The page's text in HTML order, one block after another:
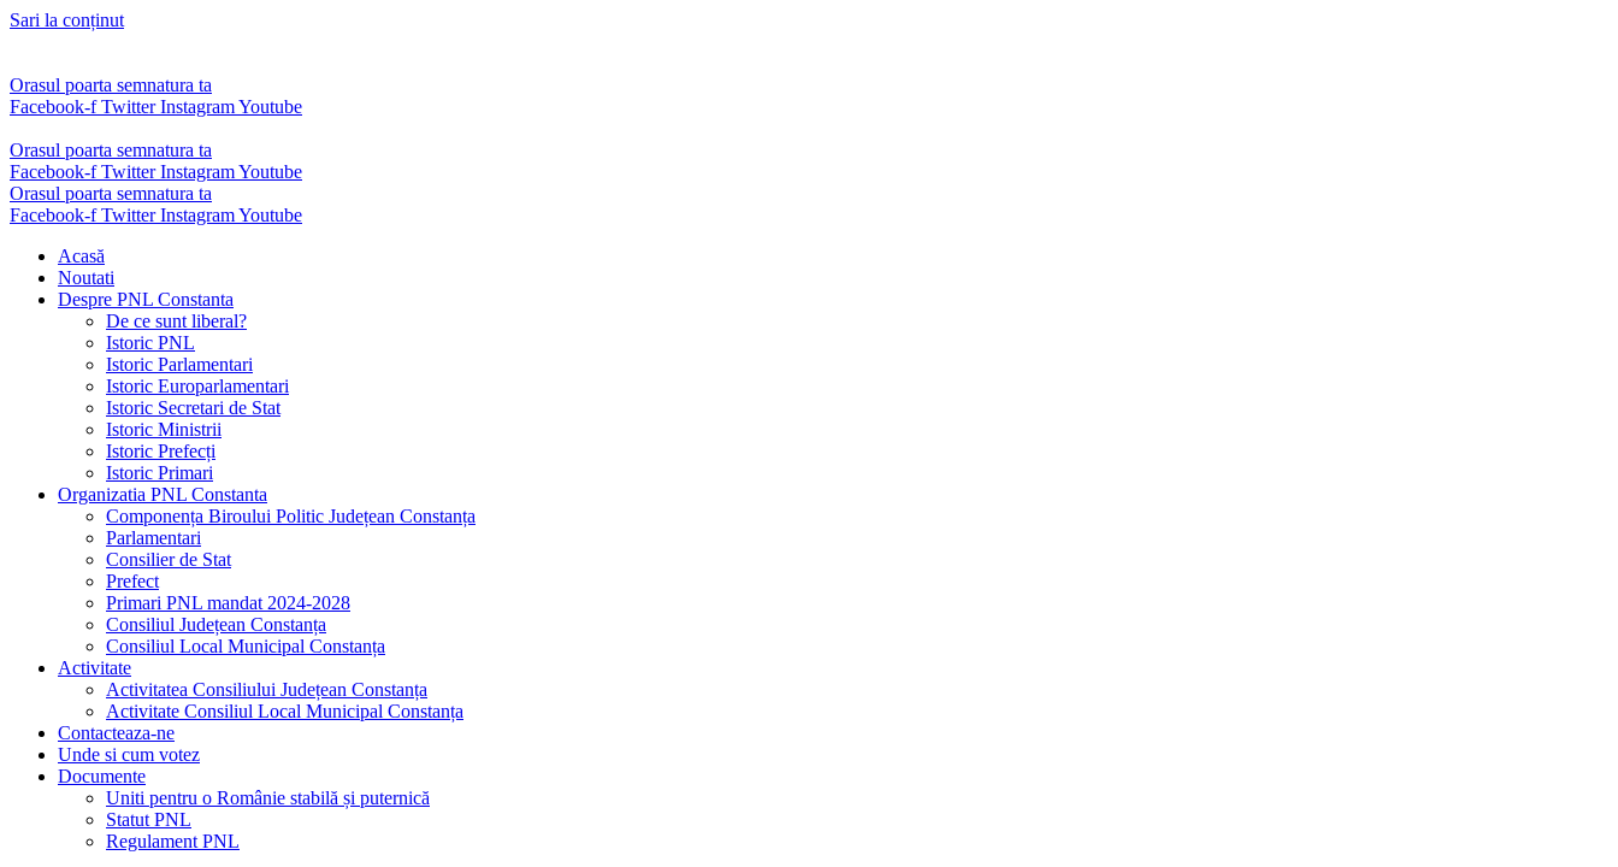
Sari la conținut
Orasul poarta semnatura ta
Facebook-f Twitter InstagramYoutube
Orasul poarta semnatura ta
Facebook-f Twitter InstagramYoutube
Orasul poarta semnatura ta
Facebook-f Twitter InstagramYoutube
Acasă
Noutati
Despre PNL Constanta
De ce sunt liberal?
Istoric PNL
Istoric Parlamentari
Istoric Europarlamentari
Istoric Secretari de Stat
Istoric Ministrii
Istoric Prefecți
Istoric Primari
Organizatia PNL Constanta
Componența Biroului Politic Județean Constanța
Parlamentari
Consilier de Stat
Prefect
Primari PNL mandat 2024-2028
Consiliul Județean Constanța
Consiliul Local Municipal Constanța
Activitate
Activitatea Consiliului Județean Constanța
Activitate Consiliul Local Municipal Constanța
Contacteaza-ne
Unde si cum votez
Documente
Uniti pentru o Românie stabilă și puternică
Statut PNL
Regulament PNL